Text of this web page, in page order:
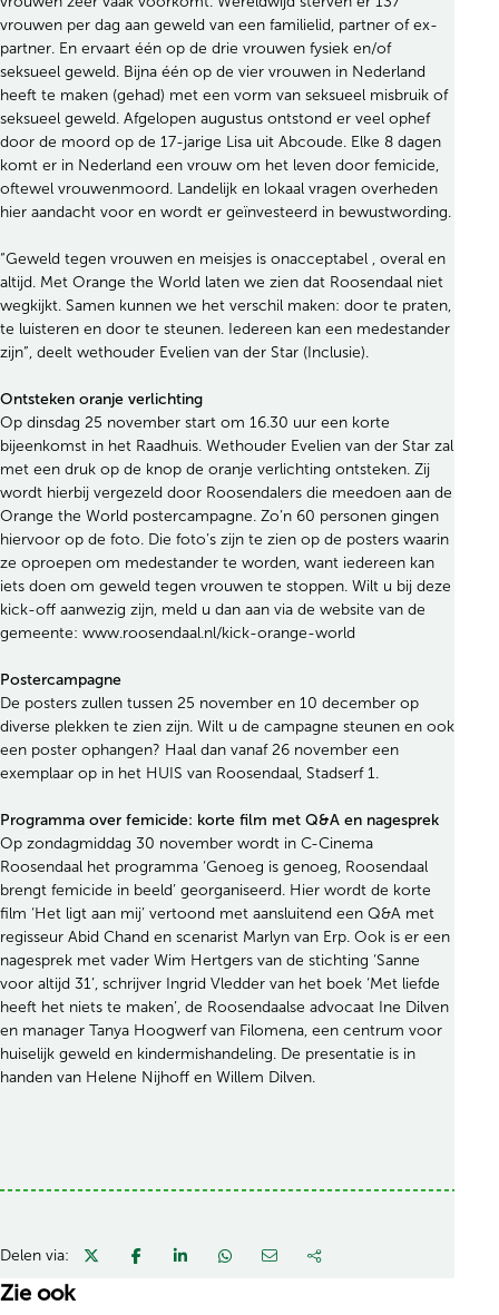
vrouwen per dag aan geweld van een familielid, partner of ex-
partner. En ervaart één op de drie vrouwen fysiek en/of
seksueel geweld. Bijna één op de vier vrouwen in Nederland
heeft te maken (gehad) met een vorm van seksueel misbruik of
seksueel geweld. Afgelopen augustus ontstond er veel ophef
door de moord op de 17-jarige Lisa uit Abcoude. Elke 8 dagen
komt er in Nederland een vrouw om het leven door femicide,
oftewel vrouwenmoord. Landelijk en lokaal vragen overheden
hier aandacht voor en wordt er geïnvesteerd in bewustwording.
“Geweld tegen vrouwen en meisjes is onacceptabel , overal en
altijd. Met Orange the World laten we zien dat Roosendaal niet
wegkijkt. Samen kunnen we het verschil maken: door te praten,
te luisteren en door te steunen. Iedereen kan een medestander
zijn”, deelt wethouder Evelien van der Star (Inclusie).
Ontsteken oranje verlichting
Op dinsdag 25 november start om 16.30 uur een korte
bijeenkomst in het Raadhuis. Wethouder Evelien van der Star zal
met een druk op de knop de oranje verlichting ontsteken. Zij
wordt hierbij vergezeld door Roosendalers die meedoen aan de
Orange the World postercampagne. Zo’n 60 personen gingen
hiervoor op de foto. Die foto’s zijn te zien op de posters waarin
ze oproepen om medestander te worden, want iedereen kan
iets doen om geweld tegen vrouwen te stoppen. Wilt u bij deze
kick-off aanwezig zijn, meld u dan aan via de website van de
gemeente: www.roosendaal.nl/kick-orange-world
Postercampagne
De posters zullen tussen 25 november en 10 december op
diverse plekken te zien zijn. Wilt u de campagne steunen en ook
een poster ophangen? Haal dan vanaf 26 november een
exemplaar op in het HUIS van Roosendaal, Stadserf 1.
Programma over femicide: korte film met Q&A en nagesprek
Op zondagmiddag 30 november wordt in C-Cinema
Roosendaal het programma ‘Genoeg is genoeg, Roosendaal
brengt femicide in beeld’ georganiseerd. Hier wordt de korte
film ‘Het ligt aan mij’ vertoond met aansluitend een Q&A met
regisseur Abid Chand en scenarist Marlyn van Erp. Ook is er een
nagesprek met vader Wim Hertgers van de stichting ‘Sanne
voor altijd 31’, schrijver Ingrid Vledder van het boek ‘Met liefde
heeft het niets te maken’, de Roosendaalse advocaat Ine Dilven
en manager Tanya Hoogwerf van Filomena, een centrum voor
huiselijk geweld en kindermishandeling. De presentatie is in
handen van Helene Nijhoff en Willem Dilven.
Delen via:
Zie ook